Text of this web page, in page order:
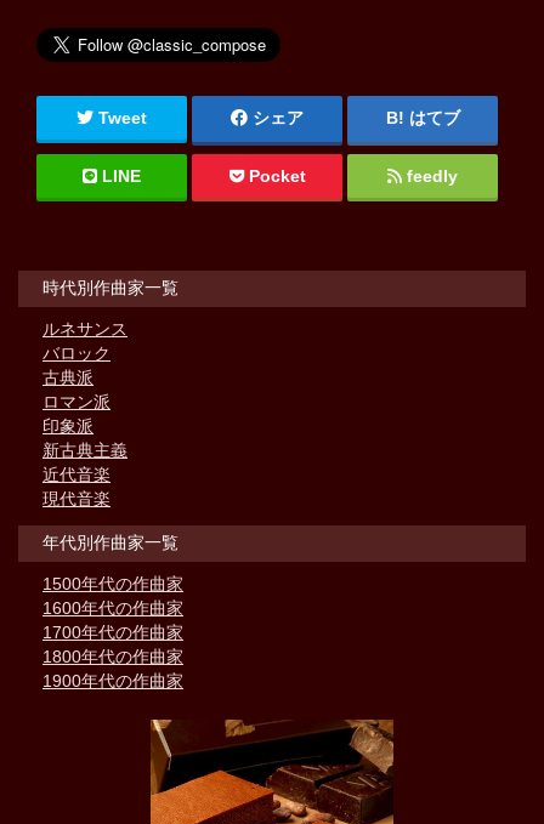
Tweet シェア はてブ
LINE Pocket feedly
時代別作曲家一覧
ルネサンス
バロック
古典派
ロマン派
印象派
新古典主義
近代音楽
現代音楽
年代別作曲家一覧
1500年代の作曲家
1600年代の作曲家
1700年代の作曲家
1800年代の作曲家
1900年代の作曲家